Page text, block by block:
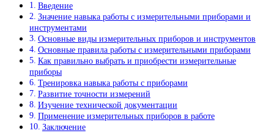
Введение
Значение навыка работы с измерительными приборами и
инструментами
Основные виды измерительных приборов и инструментов
Основные правила работы с измерительными приборами
Как правильно выбрать и приобрести измерительные
приборы
Тренировка навыка работы с приборами
Развитие точности измерений
Изучение технической документации
Применение измерительных приборов в работе
Заключение